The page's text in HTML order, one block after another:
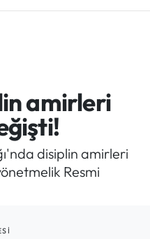
amirleri
disiplin amirleri
Resmi
ve Fikstür